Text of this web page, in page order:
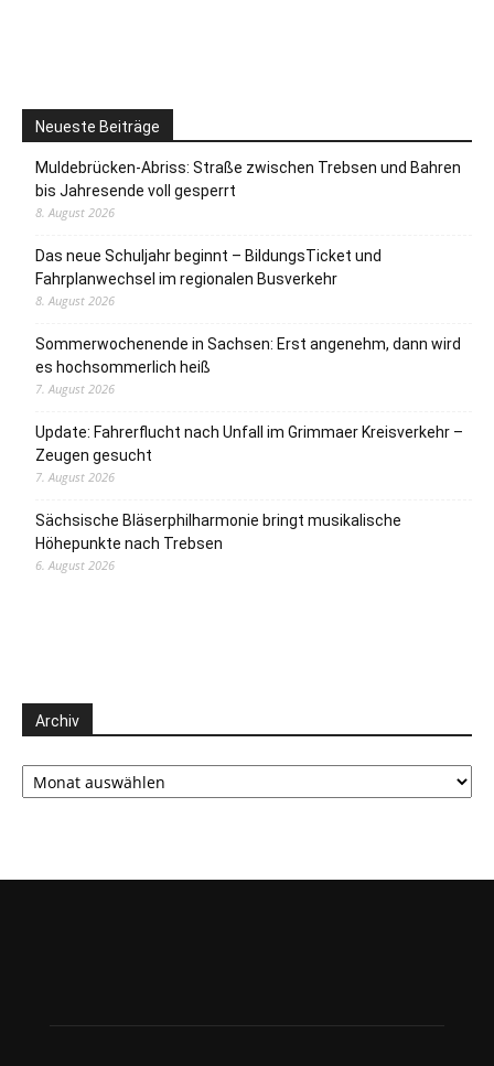
Neueste Beiträge
Muldebrücken-Abriss: Straße zwischen Trebsen und Bahren
bis Jahresende voll gesperrt
8. August 2026
Das neue Schuljahr beginnt – BildungsTicket und
Fahrplanwechsel im regionalen Busverkehr
8. August 2026
Sommerwochenende in Sachsen: Erst angenehm, dann wird
es hochsommerlich heiß
7. August 2026
Update: Fahrerflucht nach Unfall im Grimmaer Kreisverkehr –
Zeugen gesucht
7. August 2026
Sächsische Bläserphilharmonie bringt musikalische
Höhepunkte nach Trebsen
6. August 2026
Archiv
Archiv